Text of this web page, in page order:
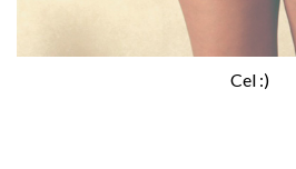
Cel :)